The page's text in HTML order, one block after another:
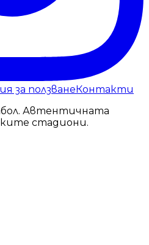
за ползванеКонтакти
Автентичната
стадиони.